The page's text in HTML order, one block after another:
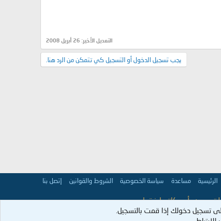
التعديل الأخير: 26 أبريل 2008
يجب تسجيل الدخول أو التسجيل كي تتمكن من الرد هنا.
الرئيسية مساعدة سياسة الخصوصية الشروط والقوانين إتصل بنا
تعبر عن رأي كاتبها فقط.
تسجيل دخولك إذا قمت بالتسجيل.